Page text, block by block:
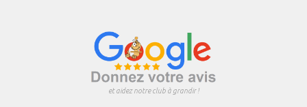
et aidez notre club à grandir !